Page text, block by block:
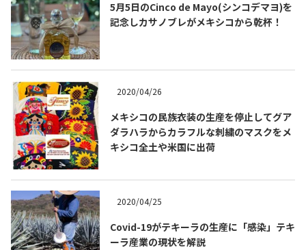
COPYRIGHT © JUAST All rights reserved.
5月5日のCinco de Mayo(シンコデマヨ)を
記念しカサノブレがメキシコから乾杯！
2020/04/26
メキシコの民族衣装の生産を停止してグア
ダラハラからカラフルな刺繍のマスクをメ
キシコ全土や米国に出荷
2020/04/25
Covid-19がテキーラの生産に「感染」テキ
ーラ産業の現状を解説